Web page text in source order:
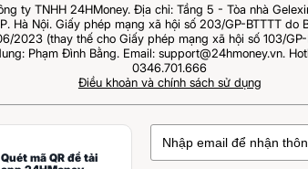
ty TNHH 24HMoney. Địa chỉ: Tầng 5 - Tòa nhà
Hà Nội. Giấy phép mạng xã hội số 203/GP-BTTTT do
2023 (thay thế cho Giấy phép mạng xã hội số 103/
Phạm Đình Bằng. Email: support@24hmoney.vn.
0346.701.666
Điều khoản và chính sách sử dụng
Quét mã QR để tải